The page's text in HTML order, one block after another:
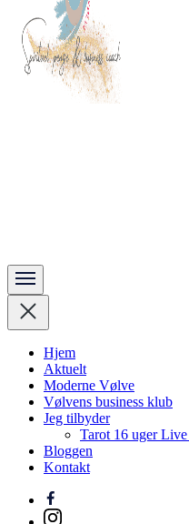
brittavad.dk
Spirituel, Penge & Business
Hjem
Aktuelt
Moderne Vølve
Vølvens business klub
Jeg tilbyder
Tarot 16 uger
Bloggen
Kontakt